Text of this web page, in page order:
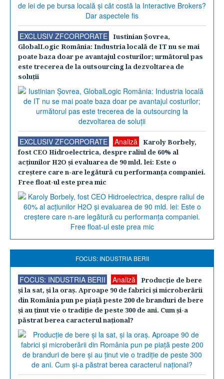
EXCLUSIV ZFCORPORATE
Iustinian Şovrea,
GlobalLogic România: Industria locală de IT nu se mai
poate baza doar pe avantajul costurilor; următorul pas
este trecerea de la outsourcing la dezvoltarea de
soluţii
EXCLUSIV ZFCORPORATE Analiză
Karoly Borbely,
fost CEO Hidroelectrica, despre raliul de 60% al
acţiunilor H2O şi evaluarea de 90 mld. lei: Este o
creştere care n-are legătură cu performanţa companiei.
Free float-ul este prea mic
FOCUS: INDUSTRIA BERII
FOCUS: INDUSTRIA BERII Analiză
Producţie de bere
şi la sat, şi la oraş. Aproape 90 de fabrici şi microberării
din România pun pe piaţă peste 200 de branduri de bere
şi au ţinut vie o tradiţie de peste 300 de ani. Cum şi-a
păstrat berea caracterul naţional?